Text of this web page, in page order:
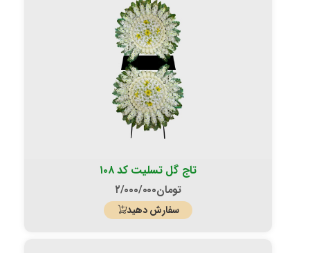
تاج گل تسلیت کد ۱۰۸
تومان۲/۰۰۰/۰۰۰
سفارش دهید